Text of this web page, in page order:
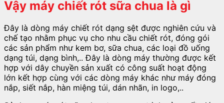
Vậy máy chiết rót sữa chua là gì
Đây là dòng máy chiết rót dạng sệt được nghiên cứu và
chế tạo nhằm phục vụ cho nhu cầu chiết rót, đóng gói
các sản phẩm như kem bơ, sữa chua, các loại đồ uống
dạng túi, dạng bình,.. Đây là dòng máy thường được kết
hợp với dây chuyền sản xuất có công suất hoạt động
lớn kết hợp cùng với các dòng máy khác như máy đóng
nắp, siết nắp, hàn miệng túi, dán nhãn, in logo,..